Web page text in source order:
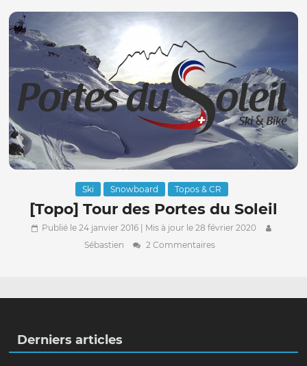
Ski Snowboard Topos & CR
[Topo] Tour des Portes du Soleil
Publié le 24 janvier 2016 | Mis à jour le 28 février 2020
Sébastien
2 Commentaires
Derniers articles